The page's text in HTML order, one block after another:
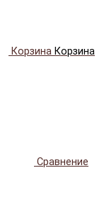
Корзина Корзина
Сравнение